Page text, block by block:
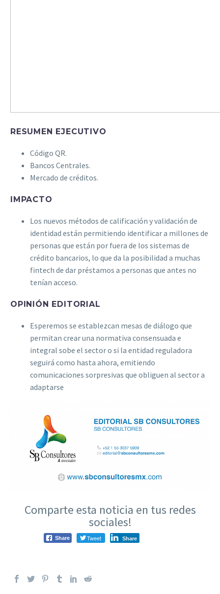
RESUMEN EJECUTIVO
Código QR.
Bancos Centrales.
Mercado de créditos.
IMPACTO
Los nuevos métodos de calificación y validación de
identidad están permitiendo identificar a millones de
personas que están por fuera de los sistemas de
crédito bancarios, lo que da la posibilidad a muchas
fintech de dar préstamos a personas que antes no
tenían acceso.
OPINIÓN EDITORIAL
Esperemos se establezcan mesas de diálogo que
permitan crear una normativa consensuada e
integral sobe el sector o si la entidad reguladora
seguirá como hasta ahora, emitiendo
comunicaciones sorpresivas que obliguen al sector a
adaptarse
Comparte esta noticia en tus redes
sociales!
Share Tweet Share